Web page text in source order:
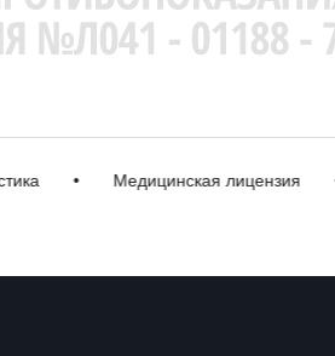
• Медицинская лицензия •